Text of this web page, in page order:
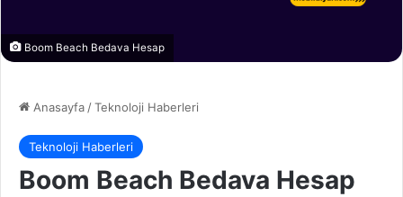
Boom Beach Bedava Hesap
Anasayfa/Teknoloji Haberleri
Teknoloji Haberleri
Boom Beach Bedava Hesap